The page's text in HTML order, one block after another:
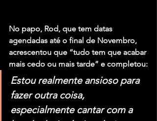
No papo, Rod, que tem datas
agendadas até o final de Novembro,
acrescentou que “tudo tem que acabar
mais cedo ou mais tarde” e completou:
Estou realmente ansioso para
fazer outra coisa,
especialmente cantar com a